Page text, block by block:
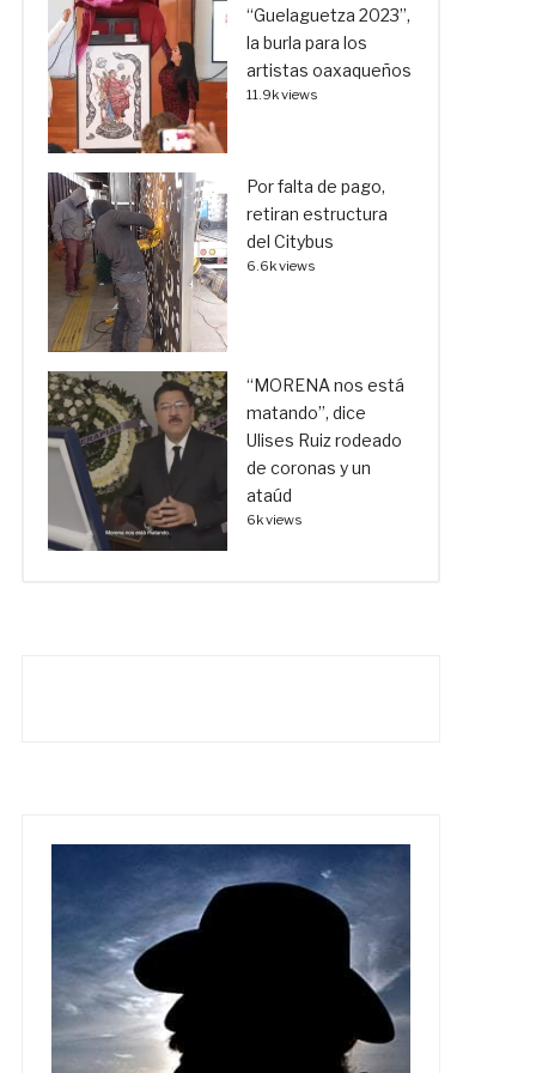
“Guelaguetza 2023”,
la burla para los
artistas oaxaqueños
11.9k views
Por falta de pago,
retiran estructura
del Citybus
6.6k views
“MORENA nos está
matando”, dice
Ulises Ruiz rodeado
de coronas y un
ataúd
6k views